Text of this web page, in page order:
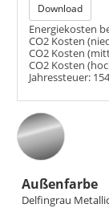
Download
Energiekosten
CO2 Kosten
CO2 Kosten
CO2 Kosten
Jahressteuer:
Außenfarbe
Delfingrau